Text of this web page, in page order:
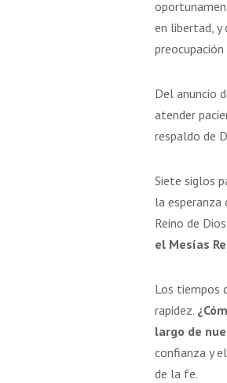
en libertad, y
Del anuncio
atender
respaldo de
Siete siglos
la
Reino de
el Mesías
Los tiempos
rapidez.
largo de
confianza y
de la fe.